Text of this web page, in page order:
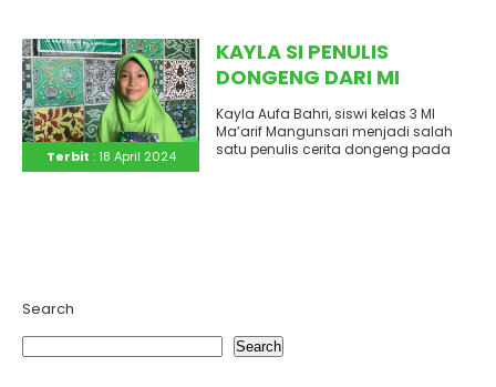
Terbit : 18 April 2024
KAYLA SI PENULIS
DONGENG DARI MI
MA’ARIF MANGUNSARI
Kayla Aufa Bahri, siswi kelas 3 MI
Ma’arif Mangunsari menjadi salah
satu penulis cerita dongeng pada
Search
Search